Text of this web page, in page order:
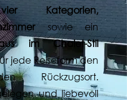
Kategorien,
sowie ein
im Chalet-Stil
jede Reiseform den
Rückzugsort.
und liebevoll